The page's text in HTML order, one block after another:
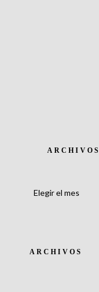
ARCHIVOS
ARCHIVOS